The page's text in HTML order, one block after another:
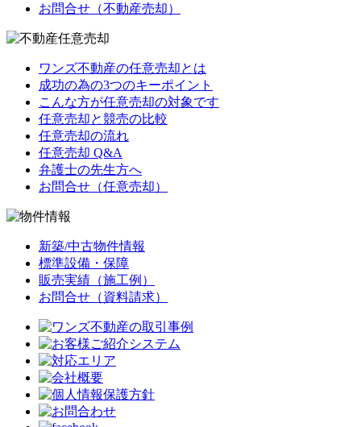
お問合せ（不動産売却）
ワンズ不動産の任意売却とは
成功の為の3つのキーポイント
こんな方が任意売却の対象です
任意売却と競売の比較
任意売却の流れ
任意売却 Q&A
弁護士の先生方へ
お問合せ（任意売却）
新築/中古物件情報
標準設備・保障
販売実績（施工例）
お問合せ（資料請求）